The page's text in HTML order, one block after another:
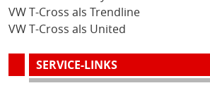
VW T-Cross als Trendline
VW T-Cross als United
SERVICE-LINKS